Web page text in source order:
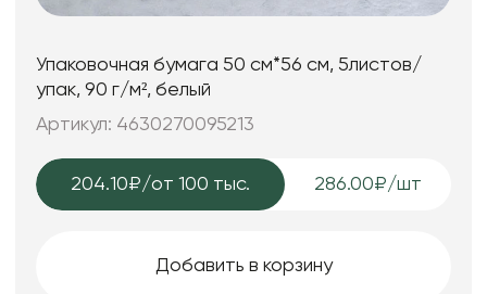
Упаковочная бумага 50 см*56 см, 5листов/
упак, 90 г/м², белый
Артикул: 4630270095213
204.10₽/от 100 тыс. 286.00₽/шт
Добавить в корзину